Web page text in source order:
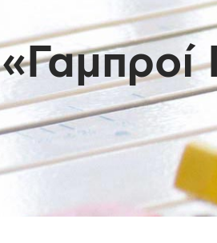
«Γαμπροί